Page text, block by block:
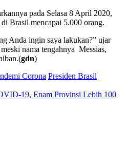
pada Selasa 8 April 2020,
Brasil mencapai 5.000 orang.
Anda ingin saya lakukan?” ujar
nama tengahnya Messias,
gdn)
Corona Presiden Brasil
19, Enam Provinsi Lebih 100